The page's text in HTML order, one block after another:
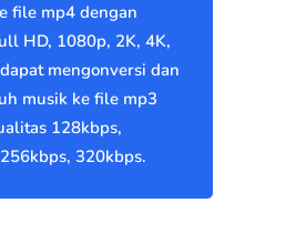
file mp4 dengan
HD, 1080p, 2K, 4K,
mengonversi dan
musik ke file mp3
128kbps,
320kbps.